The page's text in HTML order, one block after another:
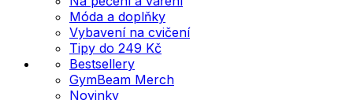
Móda a doplňky
Vybavení na cvičení
Tipy do 249 Kč
Bestsellery
GymBeam Merch
Novinky